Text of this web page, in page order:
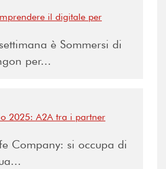
il digitale per
è Sommersi di
per...
2025: A2A tra i partner
Company: si occupa di